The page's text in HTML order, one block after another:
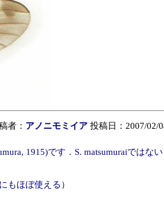
者： アノニモミイア投稿日：2007/02/
1915)です．S. matsumuraiでは
もほぼ使える）